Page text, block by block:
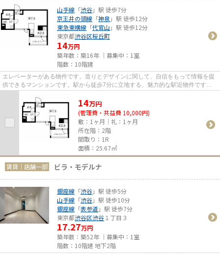
山手線 「渋谷」駅 徒歩7分
京王井の頭線 「神泉 」駅 徒歩12分
東急東横線 「代官山 」駅 徒歩12分
東京都渋谷区桜丘町
14万円
築年数：築16年 ｜募集中： 1室
階数：10階建
エレベーターがある物件です。造りとデザインに関して、自信をもって情報を提
供できるマンションです。駅から徒歩7分に立地する、魅力的な駅近物件です。
14万円
(管理費・共益費 10,000円)
敷：1ヶ月｜礼：1ヶ月
所在階：2階
間取り：1R
面積：25.67㎡
賃貸｜店舗一部 ビラ・モデルナ
銀座線 「渋谷」駅 徒歩5分
山手線 「渋谷」駅 徒歩10分
銀座線 「表参道 」駅 徒歩7分
東京都渋谷区渋谷１丁目３
17.27万円
築年数：築52年 ｜募集中： 1室
階数：10階建 地下2階